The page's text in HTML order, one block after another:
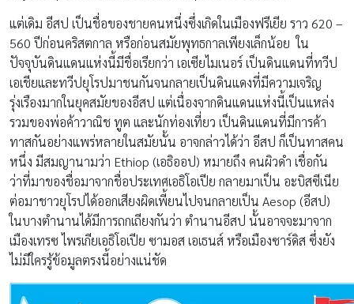
แต่เดิม อีสป เป็นชื่อของชายคนหนึ่งซึ่งเกิดในเมืองฟรีเยีย ราว 620 –
560 ปีก่อนคริสตกาล หรือก่อนสมัยพุทธกาลเพียงเล็กน้อย ใน
ปัจจุบันดินแดนแห่งนี้มีชื่อเรียกว่า เอเซียไมเนอร์ เป็นดินแดนที่ทวีป
เอเชียและทวีปยุโรปมาชนกันจนกลายเป็นดินแดงที่มีความเจริญ
รุ่งเรืองมากในยุคสมัยของอีสป แต่เนื่องจากดินแดนแห่งนี้เป็นแหล่ง
รวมของพ่อค้าวาณิช ทูต และนักท่องเที่ยว เป็นดินแดนที่มีการค้า
ทาสกันอย่างแพร่หลายในสมัยนั้น อาจกล่าวได้ว่า อีสป ก็เป็นทาสคน
หนึ่ง มีสมญานามว่า Ethiop (เอธิออป) หมายถึง คนผิวดำ เชื่อกัน
ว่าที่มาของชื่อมาจากชื่อประเทศเอธิโอเปีย กลายมาเป็น อะบิสซีเนีย
ต่อมาชาวยุโรปได้ออกเสียงผิดเพี้ยนไปจนกลายเป็น Aesop (อีสป)
ในบางตำนานได้มีการถกเถียงกันว่า ตำนานอีสป นั้นอาจจะมาจาก
เมืองเทรซ ไพรเกียเอธิโอเปีย ซามอส เอเธนส์ หรือเมืองซาร์ดิส ซึ่งยัง
ไม่มีใครรู้ข้อมูลตรงนี้อย่างแน่ชัด